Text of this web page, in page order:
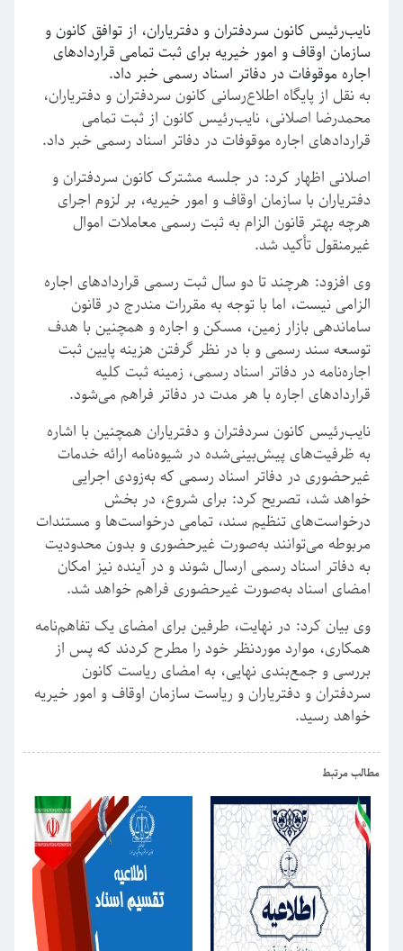
نایب‌رئیس کانون سردفتران و دفتریاران، از توافق کانون و
سازمان اوقاف و امور خیریه برای ثبت تمامی قراردادهای
اجاره موقوفات در دفاتر اسناد رسمی خبر داد.
به نقل از پایگاه اطلاع‌رسانی کانون سردفتران و دفتریاران،
محمدرضا اصلانی، نایب‌رئیس کانون از ثبت تمامی
قراردادهای اجاره موقوفات در دفاتر اسناد رسمی خبر داد.
اصلانی اظهار کرد: در جلسه مشترک کانون سردفتران و
دفتریاران با سازمان اوقاف و امور خیریه، بر لزوم اجرای
هرچه بهتر قانون الزام به ثبت رسمی معاملات اموال
غیرمنقول تأکید شد.
وی افزود: هرچند تا دو سال ثبت رسمی قراردادهای اجاره
الزامی نیست، اما با توجه به مقررات مندرج در قانون
ساماندهی بازار زمین، مسکن و اجاره و همچنین با هدف
توسعه سند رسمی و با در نظر گرفتن هزینه پایین ثبت
اجاره‌نامه در دفاتر اسناد رسمی، زمینه ثبت کلیه
قراردادهای اجاره با هر مدت در دفاتر فراهم می‌شود.
نایب‌رئیس کانون سردفتران و دفتریاران همچنین با اشاره
به ظرفیت‌های پیش‌بینی‌شده در شیوه‌نامه ارائه خدمات
غیرحضوری در دفاتر اسناد رسمی که به‌زودی اجرایی
خواهد شد، تصریح کرد: برای شروع، در بخش
درخواست‌های تنظیم سند، تمامی درخواست‌ها و مستندات
مربوطه می‌توانند به‌صورت غیرحضوری و بدون محدودیت
به دفاتر اسناد رسمی ارسال شوند و در آینده نیز امکان
امضای اسناد به‌صورت غیرحضوری فراهم خواهد شد.
وی بیان کرد: در نهایت، طرفین برای امضای یک تفاهم‌نامه
همکاری، موارد موردنظر خود را مطرح کردند که پس از
بررسی و جمع‌بندی نهایی، به امضای ریاست کانون
سردفتران و دفتریاران و ریاست سازمان اوقاف و امور خیریه
خواهد رسید.
مطالب مرتبط